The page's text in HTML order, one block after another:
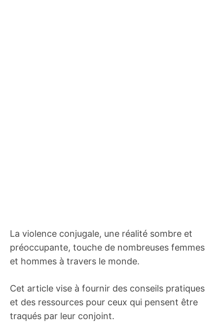
La violence conjugale, une réalité sombre et
préoccupante, touche de nombreuses femmes
et hommes à travers le monde.
Cet article vise à fournir des conseils pratiques
et des ressources pour ceux qui pensent être
traqués par leur conjoint.